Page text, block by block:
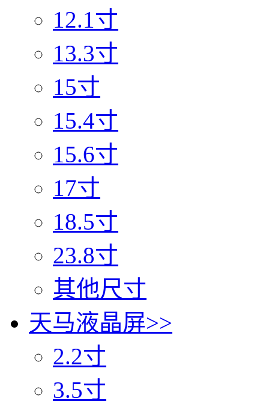
12.1寸
13.3寸
15寸
15.4寸
15.6寸
17寸
18.5寸
23.8寸
其他尺寸
天马液晶屏>>
2.2寸
3.5寸